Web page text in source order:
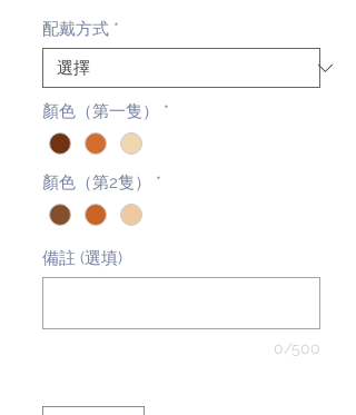
配戴方式 *
顏色（第一隻） *
顏色（第2隻） *
備註 (選填)
0/500